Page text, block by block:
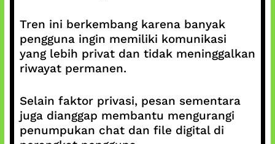
Tren ini berkembang karena banyak
pengguna ingin memiliki komunikasi
yang lebih privat dan tidak meninggalkan
riwayat permanen.
Selain faktor privasi, pesan sementara
juga dianggap membantu mengurangi
penumpukan chat dan file digital di